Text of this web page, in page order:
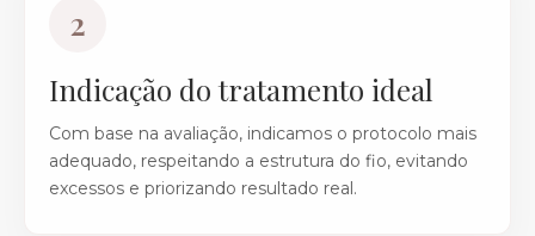
2
Indicação do tratamento ideal
Com base na avaliação, indicamos o protocolo mais
adequado, respeitando a estrutura do fio, evitando
excessos e priorizando resultado real.